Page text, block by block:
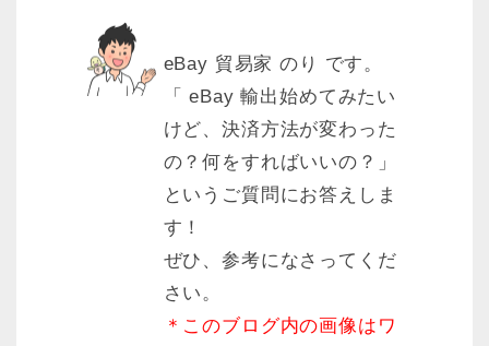
eBay 貿易家 のり です。
「 eBay 輸出始めてみたい
けど、決済方法が変わった
の？何をすればいいの？」
というご質問にお答えしま
す！
ぜひ、参考になさってくだ
さい。
＊このブログ内の画像はワ